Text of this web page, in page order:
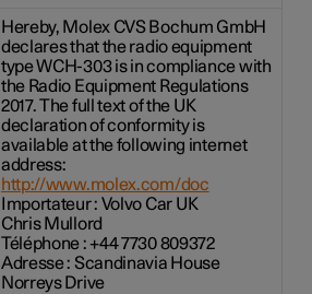
Hereby, Molex CVS Bochum GmbH
declares that the radio equipment
type WCH-303 is in compliance with
the Radio Equipment Regulations
2017. The full text of the UK
declaration of conformity is
available at the following internet
address:
http://www.molex.com/doc
Importateur : Volvo Car UK
Chris Mullord
Téléphone : +44 7730 809372
Adresse : Scandinavia House
Norreys Drive